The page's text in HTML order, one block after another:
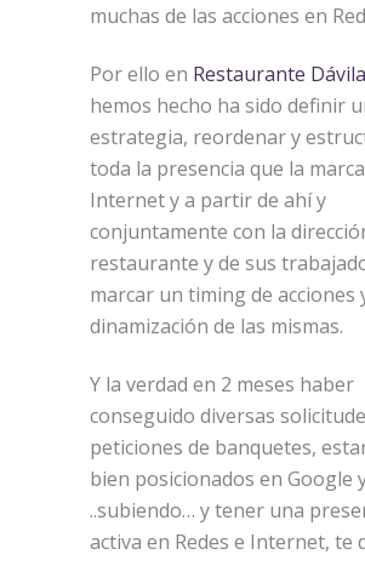
muchas de las acciones en
Por ello en Restaurante Dávila
hemos hecho ha sido definir
estrategia, reordenar y
toda la presencia que la
Internet y a partir de ahí y
conjuntamente con la
restaurante y de sus
marcar un timing de acciones
dinamización de las mismas.
Y la verdad en 2 meses haber
conseguido diversas
peticiones de banquetes,
bien posicionados en Google
..subiendo… y tener una
activa en Redes e Internet, te